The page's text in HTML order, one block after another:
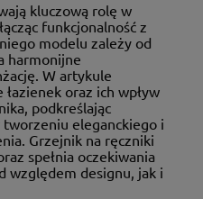
kluczową rolę w
funkcjonalność z
modelu zależy od
harmonijne
W artykule
oraz ich wpływ
podkreślając
eleganckiego i
Grzejnik na ręczniki
spełnia oczekiwania
względem designu, jak i